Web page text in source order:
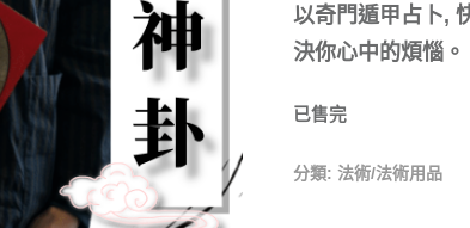
以奇門遁甲占卜,
決你心中的煩惱。
已售完
分類: 法術/法術用品